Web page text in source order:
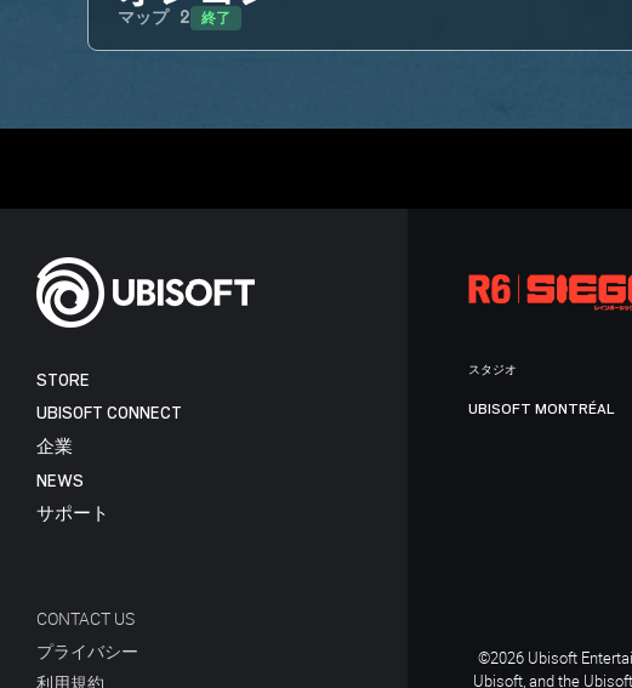
マップ 2 終了
STORE
UBISOFT CONNECT
企業
NEWS
サポート
CONTACT US
プライバシー
利用規約
スタジオ
UBISOFT MONTRÉAL
©2026 Ubisoft
Ubisoft, and the